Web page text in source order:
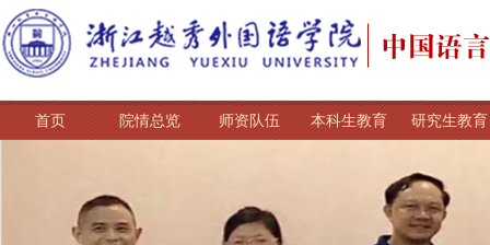
首页 院情总览 师资队伍 本科生教育 研究生教育